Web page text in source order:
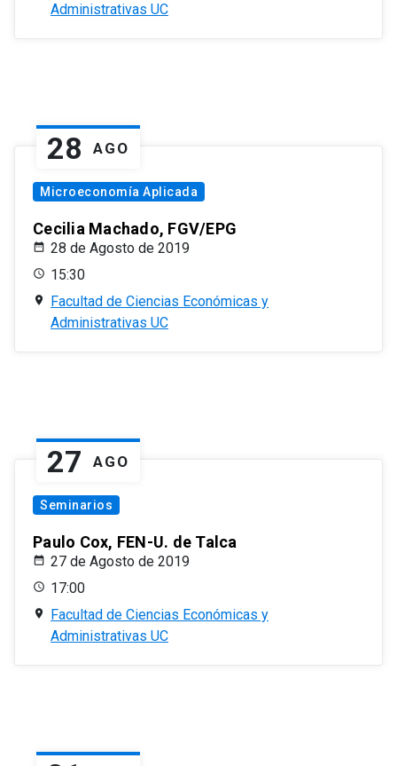
Administrativas UC
28 AGO
Microeconomía Aplicada
Cecilia Machado, FGV/EPG
28 de Agosto de 2019
15:30
Facultad de Ciencias Económicas y
Administrativas UC
27 AGO
Seminarios
Paulo Cox, FEN-U. de Talca
27 de Agosto de 2019
17:00
Facultad de Ciencias Económicas y
Administrativas UC